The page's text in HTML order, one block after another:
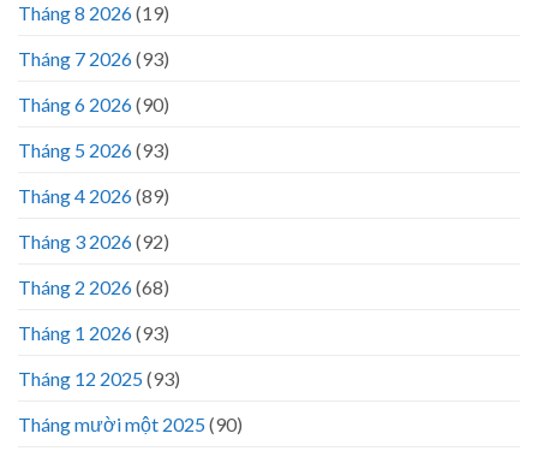
Tháng 8 2026(19)
Tháng 7 2026(93)
Tháng 6 2026(90)
Tháng 5 2026(93)
Tháng 4 2026(89)
Tháng 3 2026(92)
Tháng 2 2026(68)
Tháng 1 2026(93)
Tháng 12 2025(93)
Tháng mười một 2025(90)